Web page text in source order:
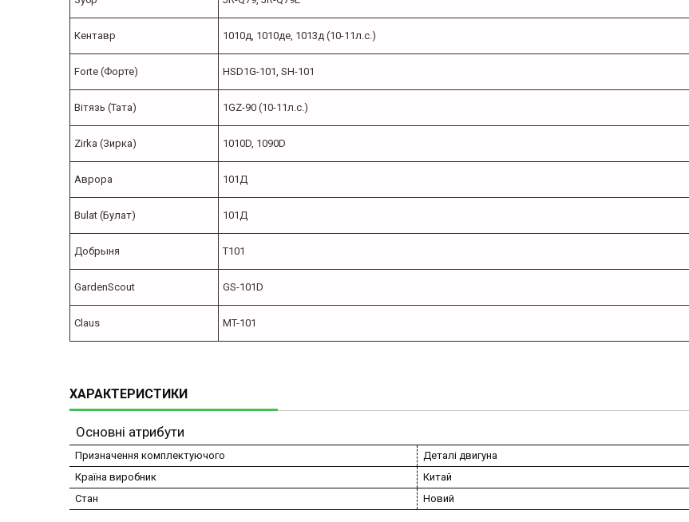
Кентавр 1010д, 1010де, 1013д (10-11л.с.)
Forte (Форте) HSD1G-101, SH-101
Вітязь (Тата) 1GZ-90 (10-11л.с.)
Zirka (Зирка) 1010D, 1090D
Аврора 101Д
Bulat (Булат) 101Д
Добрыня T101
GardenScout GS-101D
Claus MT-101
ХАРАКТЕРИСТИКИ
Основні атрибути
Призначення комплектуючого
Деталі двигуна
Країна виробник
Китай
Стан
Новий